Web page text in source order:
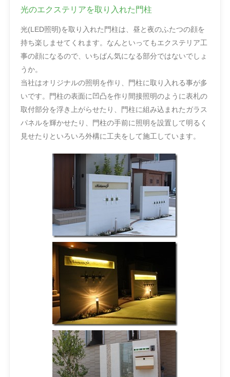
光のエクステリアを取り入れた門柱
光(LED照明)を取り入れた門柱は、昼と夜のふたつの顔を
持ち楽しませてくれます。なんといってもエクステリア工
事の顔になるので、いちばん気になる部分ではないでしょ
うか。
当社はオリジナルの照明を作り、門柱に取り入れる事が多
いです。門柱の表面に凹凸を作り間接照明のように表札の
取付部分を浮き上がらせたり、門柱に組み込まれたガラス
パネルを輝かせたり、門柱の手前に照明を設置して明るく
見せたりといろいろ外構に工夫をして施工しています。